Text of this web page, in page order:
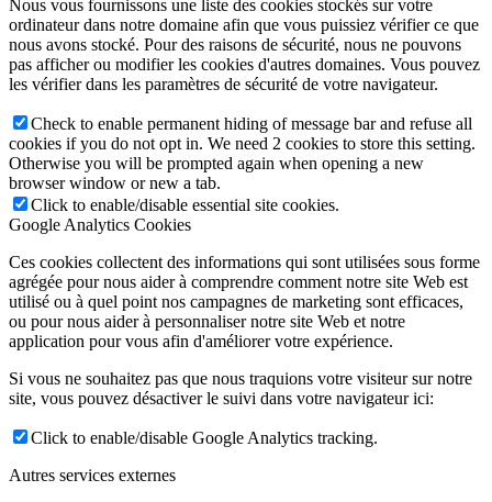
Nous vous fournissons une liste des cookies stockés sur votre
ordinateur dans notre domaine afin que vous puissiez vérifier ce que
nous avons stocké. Pour des raisons de sécurité, nous ne pouvons
pas afficher ou modifier les cookies d'autres domaines. Vous pouvez
les vérifier dans les paramètres de sécurité de votre navigateur.
Check to enable permanent hiding of message bar and refuse all
cookies if you do not opt in. We need 2 cookies to store this setting.
Otherwise you will be prompted again when opening a new
browser window or new a tab.
Click to enable/disable essential site cookies.
Google Analytics Cookies
Ces cookies collectent des informations qui sont utilisées sous forme
agrégée pour nous aider à comprendre comment notre site Web est
utilisé ou à quel point nos campagnes de marketing sont efficaces,
ou pour nous aider à personnaliser notre site Web et notre
application pour vous afin d'améliorer votre expérience.
Si vous ne souhaitez pas que nous traquions votre visiteur sur notre
site, vous pouvez désactiver le suivi dans votre navigateur ici:
Click to enable/disable Google Analytics tracking.
Autres services externes